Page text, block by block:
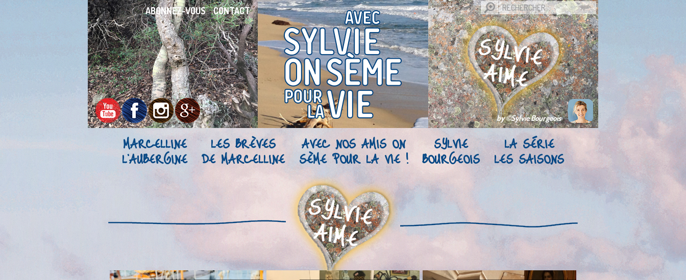
ABONNEZ-VOUS CONTACT
by ©Sylvie Bourgeois
MARCELLINE
L’AUBERGINE
LES BRÈVES
DE MARCELLINE
AVEC NOS AMIS ON
SÈME POUR LA VIE !
SYLVIE
BOURGEOIS
LA SÉRIE
LES SAISONS